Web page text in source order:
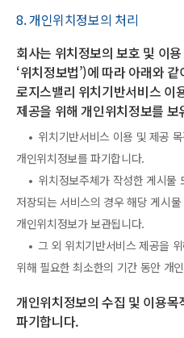
8. 개인위치정보의 처리
회사는 위치정보의 보호 및 이
‘위치정보법’)에 따라 아래와
로지스밸리 위치기반서비스 이
제공을 위해 개인위치정보를 보
• 위치기반서비스 이용 및 제공
개인위치정보를 파기합니다.
• 위치정보주체가 작성한 게시물
저장되는 서비스의 경우 해당 게시
개인위치정보가 보관됩니다.
• 그 외 위치기반서비스 제공을
위해 필요한 최소한의 기간 동안 개
개인위치정보의 수집 및 이용목
파기합니다.